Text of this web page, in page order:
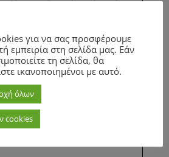
για να σας προσφέρουμε
εμπειρία στη σελίδα μας. Εάν
τη σελίδα, θα
ικανοποιημένοι με αυτό.
όλων
cookies